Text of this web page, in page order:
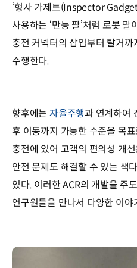
‘형사 가제트(Inspector
사용하는 ‘만능 팔’처럼 로봇
충전 커넥터의 삽입부터 탈거까
수행한다.
향후에는 자율주행과 연계하여
후 이동까지 가능한 수준을 목
충전에 있어 고객의 편의성 개
안전 문제도 해결할 수 있는 색
있다. 이러한 ACR의 개발을 주
연구원들을 만나서 다양한 이야